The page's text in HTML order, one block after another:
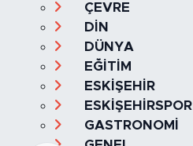
ÇEVRE
DİN
DÜNYA
EĞİTİM
ESKİŞEHİR
ESKİŞEHİRSPOR
GASTRONOMİ